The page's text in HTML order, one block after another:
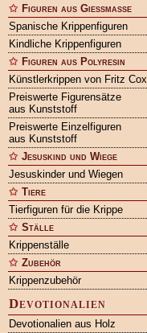
Figuren aus Gießmasse
Spanische Krippenfiguren
Kindliche Krippenfiguren
Figuren aus Polyresin
Künstlerkrippen von Fritz Cox
Preiswerte Figurensätze
aus Kunststoff
Preiswerte Einzelfiguren
aus Kunststoff
Jesuskind und Wiege
Jesuskinder und Wiegen
Tiere
Tierfiguren für die Krippe
Ställe
Krippenställe
Zubehör
Krippenzubehör
Devotionalien
Devotionalien aus Holz